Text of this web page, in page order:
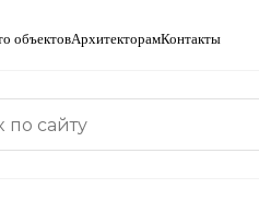
объектовАрхитекторамКонтакты